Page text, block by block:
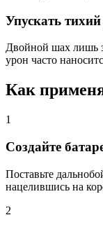
Упускать
Двойной шах лишь
урон часто
Как
1
Создайте
Поставьте
нацелившись на
2